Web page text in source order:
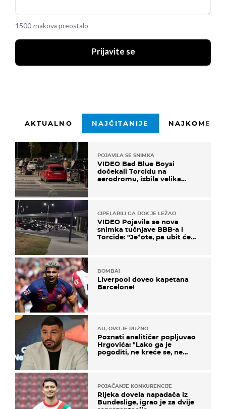
1500 znakova preostalo
Prijavite se
AKTUALNO NAJČITANIJE
POJAVILA SE SNIMKA
VIDEO Bad Blue Boysi
dočekali Torcidu na
aerodromu, izbila velika
CIPELARILI GA DOK JE LEŽAO
VIDEO Pojavila se nova
snimka tučnjave BBB-a i
Torcide: "Je*ote, pa ubit će
BOMBA!
Liverpool doveo kapetana
Barcelone!
AU, OVO JE RUŽNO
Poznati analitičar popljuvao
Hrgovića: "Lako ga je
pogoditi, ne kreće se, ne
POJAČANJE KONKURENCIJE
Rijeka dovela napadača iz
Bundeslige, igrao je za dvije